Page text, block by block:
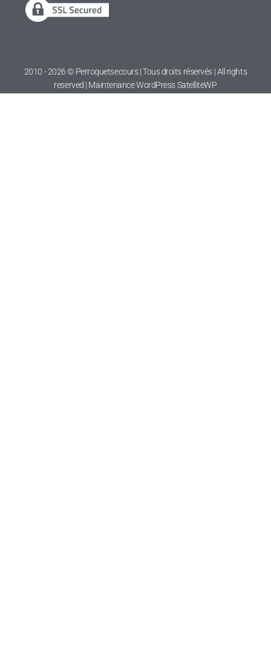
2010 - 2026 © Perroquetsecours | Tous droits réservés | All rights
reserved | Maintenance WordPressSatelliteWP